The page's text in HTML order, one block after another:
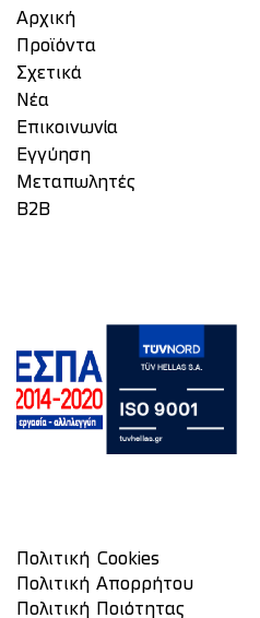
Αρχική
Προϊόντα
Σχετικά
Νέα
Επικοινωνία
Eγγύηση
Μεταπωλητές
Β2Β
Πολιτική Cookies
Πολιτική Απορρήτου
Πολιτική Ποιότητας